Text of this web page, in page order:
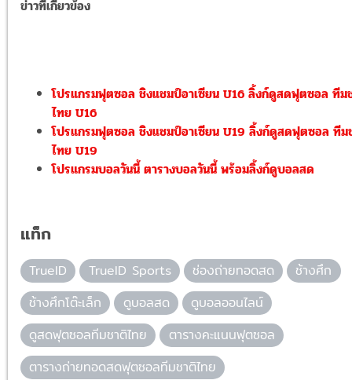
ข่าวที่เกี่ยวข้อง
โปรแกรมฟุตซอล ชิงแชมป์อาเซียน U16 ลิ้งก์ดูสดฟุตซอล ทีม
ไทย U16
โปรแกรมฟุตซอล ชิงแชมป์อาเซียน U19 ลิ้งก์ดูสดฟุตซอล ทีม
ไทย U19
โปรแกรมบอลวันนี้ ตารางบอลวันนี้ พร้อมลิ้งก์ดูบอลสด
แท็ก
TrueID TrueID Sports ช่องถ่ายทอดสด
ช้างศึก
ช้างศึกโต๊ะเล็ก
ดูบอลสด
ดูบอลออนไลน์
ดูสดฟุตซอลทีมชาติไทย
ตารางคะแนนฟุตซอล
ตารางถ่ายทอดสดฟุตซอลทีมชาติไทย